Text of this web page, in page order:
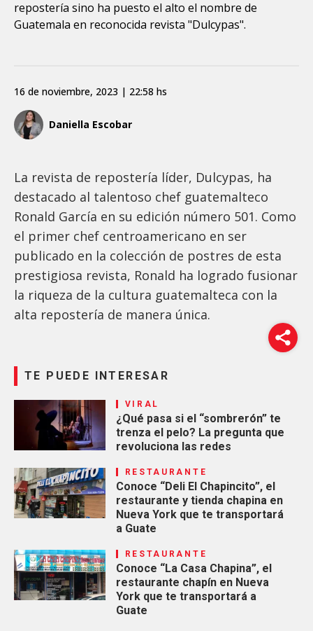
repostería sino ha puesto el alto el nombre de
Guatemala en reconocida revista "Dulcypas".
Daniella Escobar
16 de noviembre, 2023 | 22:58 hs
La revista de repostería líder, Dulcypas, ha
destacado al talentoso chef guatemalteco
Ronald García en su edición número 501. Como
el primer chef centroamericano en ser
publicado en la colección de postres de esta
prestigiosa revista, Ronald ha logrado fusionar
la riqueza de la cultura guatemalteca con la
alta repostería de manera única.
TE PUEDE INTERESAR
VIRAL
¿Qué pasa si el “sombrerón” te
trenza el pelo? La pregunta que
revoluciona las redes
RESTAURANTE
Conoce “Deli El Chapincito”, el
restaurante y tienda chapina en
Nueva York que te transportará
a Guate
RESTAURANTE
Conoce “La Casa Chapina”, el
restaurante chapín en Nueva
York que te transportará a
Guate